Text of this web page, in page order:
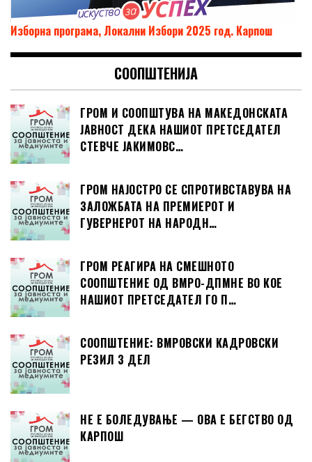
Изборна програма, Локални Избори 2025 год. Карпош
СООПШТЕНИЈА
ГРОМ И СООПШТУВА НА МАКЕДОНСКАТА
ЈАВНОСТ ДЕКА НАШИОТ ПРЕТСЕДАТЕЛ
СТЕВЧЕ ЈАКИМОВС…
ГРОМ НАЈОСТРО СЕ СПРОТИВСТАВУВА НА
ЗАЛОЖБАТА НА ПРЕМИЕРОТ И
ГУВЕРНЕРОТ НА НАРОДН…
ГРОМ РЕАГИРА НА СМЕШНОТО
СООПШТЕНИЕ ОД ВМРО-ДПМНЕ ВО КОЕ
НАШИОТ ПРЕТСЕДАТЕЛ ГО П…
СООПШТЕНИЕ: ВМРОВСКИ КАДРОВСКИ
РЕЗИЛ 3 ДЕЛ
НЕ Е БОЛЕДУВАЊЕ — ОВА Е БЕГСТВО ОД
КАРПОШ